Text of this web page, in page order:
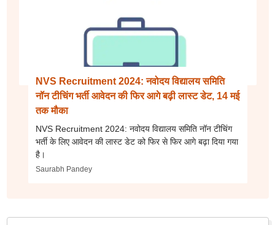
NVS Recruitment 2024: नवोदय विद्यालय समिति
नॉन टीचिंग भर्ती आवेदन की फिर आगे बढ़ी लास्ट डेट, 14 मई
तक मौका
NVS Recruitment 2024: नवोदय विद्यालय समिति नॉन टीचिंग
भर्ती के लिए आवेदन की लास्ट डेट को फिर से फिर आगे बढ़ा दिया गया
है।
Saurabh Pandey